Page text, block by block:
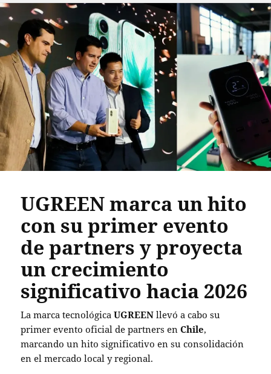
UGREEN marca un hito
con su primer evento
de partners y proyecta
un crecimiento
significativo hacia 2026
La marca tecnológicaUGREEN llevó a cabo su
primer evento oficial de partners enChile,
marcando un hito significativo en su consolidación
en el mercado local y regional.